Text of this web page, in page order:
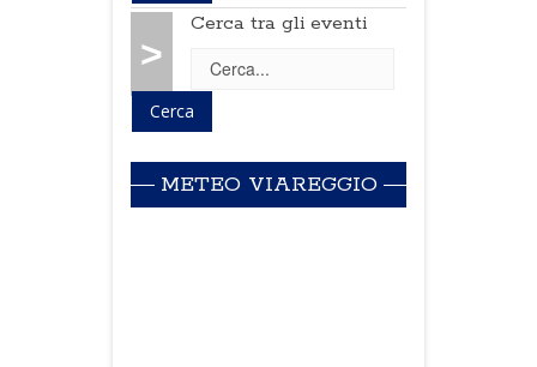
>
Cerca tra gli eventi
METEO VIAREGGIO